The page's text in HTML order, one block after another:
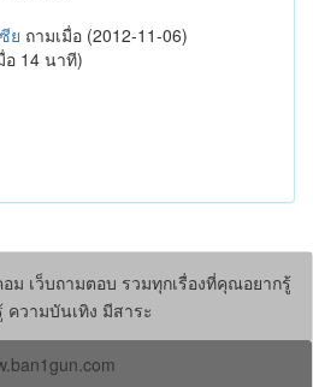
ย ถามเมื่อ (2012-11-06)
อ 14 นาที)
ม เว็บถามตอบ รวมทุกเรื่องที่คุณอยากรู้
ความบันเทิง มีสาระ